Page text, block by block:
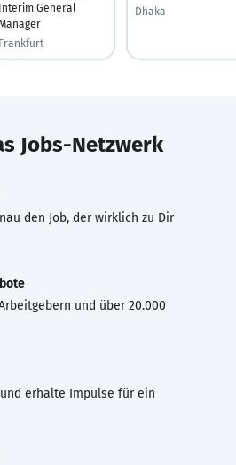
Interim General
Frankfurt
Dhaka
Jobs-Netzwerk
den Job, der wirklich zu Dir
und über 20.000
erhalte Impulse für ein